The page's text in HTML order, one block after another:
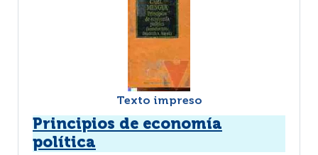
Texto impreso
Principios de economía
política